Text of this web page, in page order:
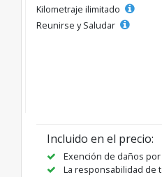
Kilometraje ilimitado
Reunirse y Saludar
Incluido en el precio:
Exención de daños por
La responsabilidad de